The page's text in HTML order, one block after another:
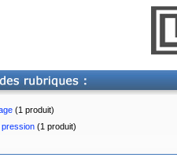
(1 produit)
(1 produit)